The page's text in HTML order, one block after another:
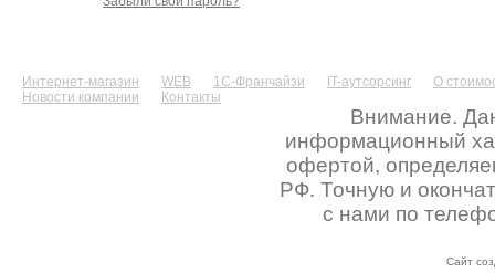
Интернет-магазин WEB 1С-Франчайзи IT-аутсорсинг
О
Новости компании
Контакты
Внимание.
информационный
офертой,
РФ. Точную и
с нами по
Сайт